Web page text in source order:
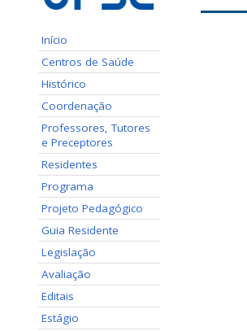
Início
Centros de Saúde
Histórico
Coordenação
Professores, Tutores
e Preceptores
Residentes
Programa
Projeto Pedagógico
Guia Residente
Legislação
Avaliação
Editais
Estágio